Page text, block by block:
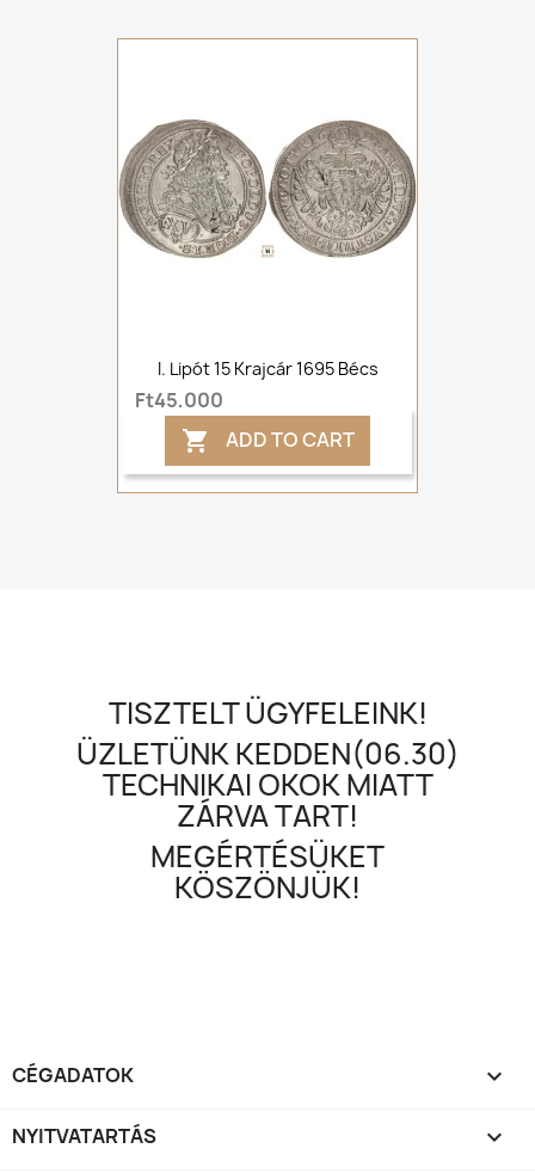
I. Lipót 15 Krajcár 1695 Bécs
Ft45,000
 ADD TO CART
TISZTELT ÜGYFELEINK!
ÜZLETÜNK KEDDEN(06.30)
TECHNIKAI OKOK MIATT
ZÁRVA TART!
MEGÉRTÉSÜKET
KÖSZÖNJÜK!
CÉGADATOK 
NYITVATARTÁS 